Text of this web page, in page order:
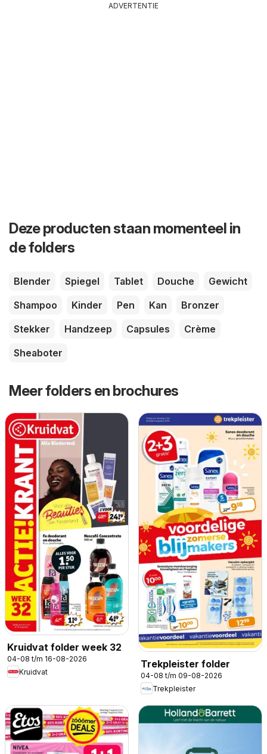
ADVERTENTIE
Deze producten staan momenteel in
de folders
Blender Spiegel Tablet Douche
Gewicht
Shampoo
Kinder Pen Kan
Bronzer
Stekker
Handzeep Capsules
Crème
Sheaboter
Meer folders en brochures
Kruidvat folder week 32
04-08 t/m 16-08-2026
Kruidvat
Trekpleister folder
04-08 t/m 09-08-2026
Trekpleister